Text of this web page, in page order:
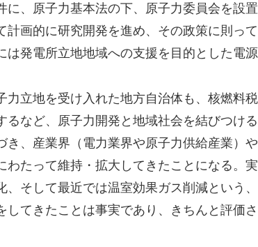
に、原子力基本法の下、原子力委員会を設
計画的に研究開発を進め、その政策に則っ
は発電所立地地域への支援を目的とした電源
力立地を受け入れた地方自治体も、核燃料
るなど、原子力開発と地域社会を結びつけ
き、産業界（電力業界や原子力供給産業）
わたって維持・拡大してきたことになる。
、そして最近では温室効果ガス削減という
してきたことは事実であり、きちんと評価さ